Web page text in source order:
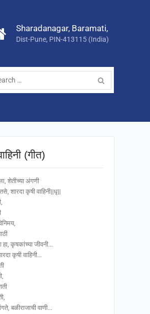
Sharadanagar, Baramati,
Dist-Pune, PIN-413115 (India)
(गीत)
शेतीच्या अंगणी
शारदा कृषी वाहिनी||धृ||
कृषकांच्या जीवनी...
कृषी वाहिनी...
बळीराजाची वाणी...